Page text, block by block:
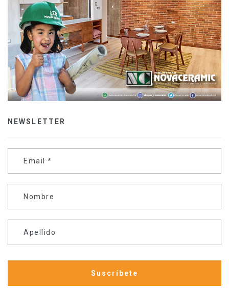
NEWSLETTER
Email *
Nombre
Apellido